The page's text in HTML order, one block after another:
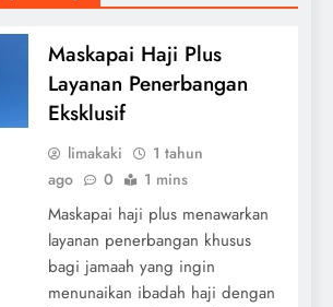
Maskapai Haji Plus
Layanan Penerbangan
Eksklusif
limakaki
1 tahun
ago
0 1 mins
Maskapai haji plus menawarkan
layanan penerbangan khusus
bagi jamaah yang ingin
menunaikan ibadah haji dengan